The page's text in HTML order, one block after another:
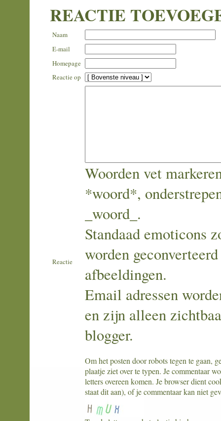
REACTIE
Naam
E-mail
Homepage
Reactie op
Reactie
Woorden vet
*woord*,
_woord_.
Standaad emoticons
worden
afbeeldingen.
Email adressen
en zijn alleen
blogger.
Om het posten door robots tegen te gaan,
plaatje ziet over te typen. Je commentaar
letters overeen komen. Je browser dient
staat dit aan), of je commentaar kan niet